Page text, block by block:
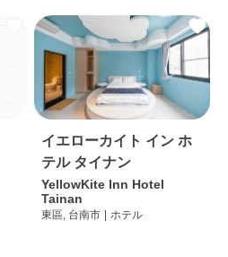
イエローカイト イン ホ
テル タイナン
YellowKite Inn Hotel
Tainan
東區, 台南市 | ホテル